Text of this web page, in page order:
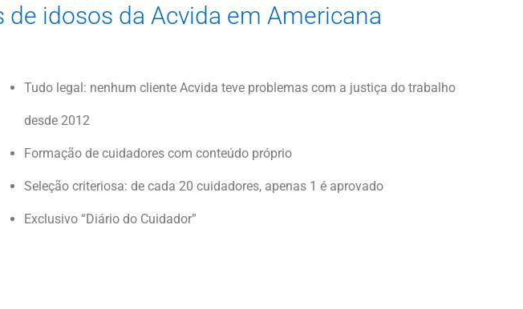
idosos da Acvida em Americana
Tudo legal: nenhum cliente Acvida teve problemas com a justiça do trabalho
desde 2012
Formação de cuidadores com conteúdo próprio
Seleção criteriosa: de cada 20 cuidadores, apenas 1 é aprovado
Exclusivo “Diário do Cuidador”